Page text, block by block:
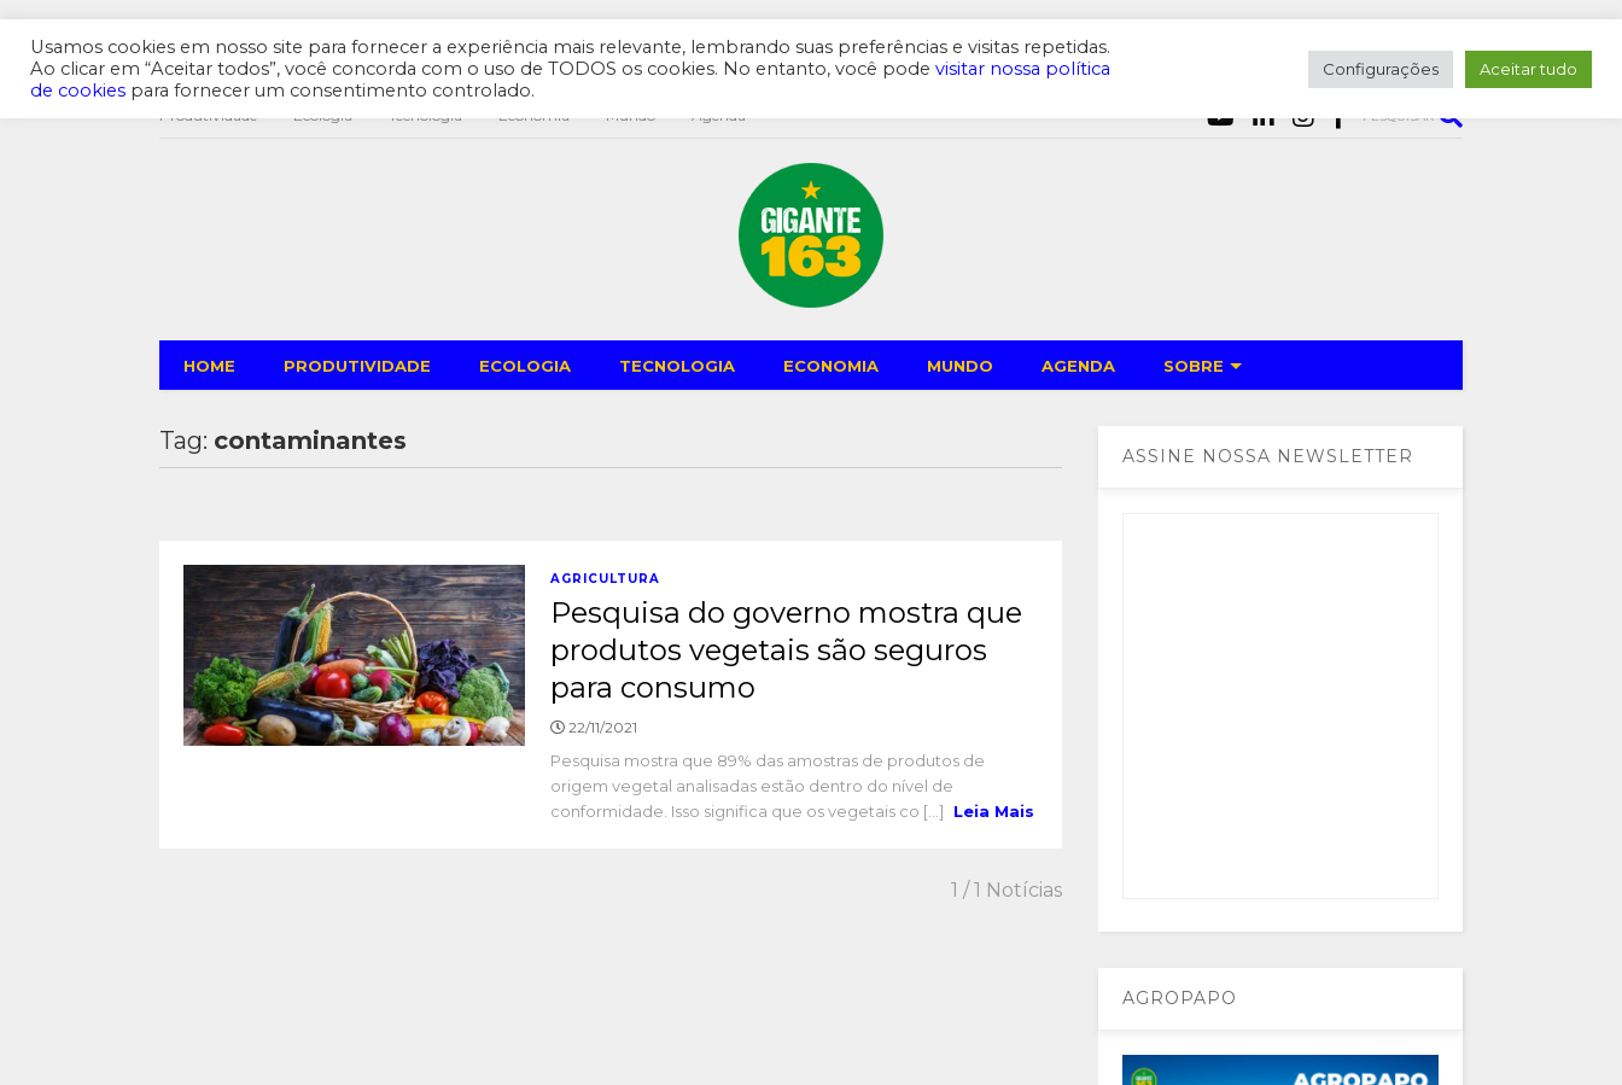
Produtividade Ecologia Tecnologia Economia Mundo Agenda PESQUISAR
HOME PRODUTIVIDADE ECOLOGIA TECNOLOGIA ECONOMIA MUNDO AGENDA SOBRE
Tag: contaminantes
AGRICULTURA
Pesquisa do governo mostra que
produtos vegetais são seguros
para consumo
22/11/2021
Pesquisa mostra que 89% das amostras de produtos de
origem vegetal analisadas estão dentro do nível de
conformidade. Isso significa que os vegetais co [...]
Leia Mais
1 / 1 Notícias
ASSINE NOSSA NEWSLETTER
AGROPAPO
Usamos cookies em nosso site para fornecer a experiência mais relevante, lembrando suas preferências e visitas repetidas.
Ao clicar em “Aceitar todos”, você concorda com o uso de TODOS os cookies. No entanto, você pode visitar nossa política
de cookies para fornecer um consentimento controlado.
Configurações Aceitar tudo